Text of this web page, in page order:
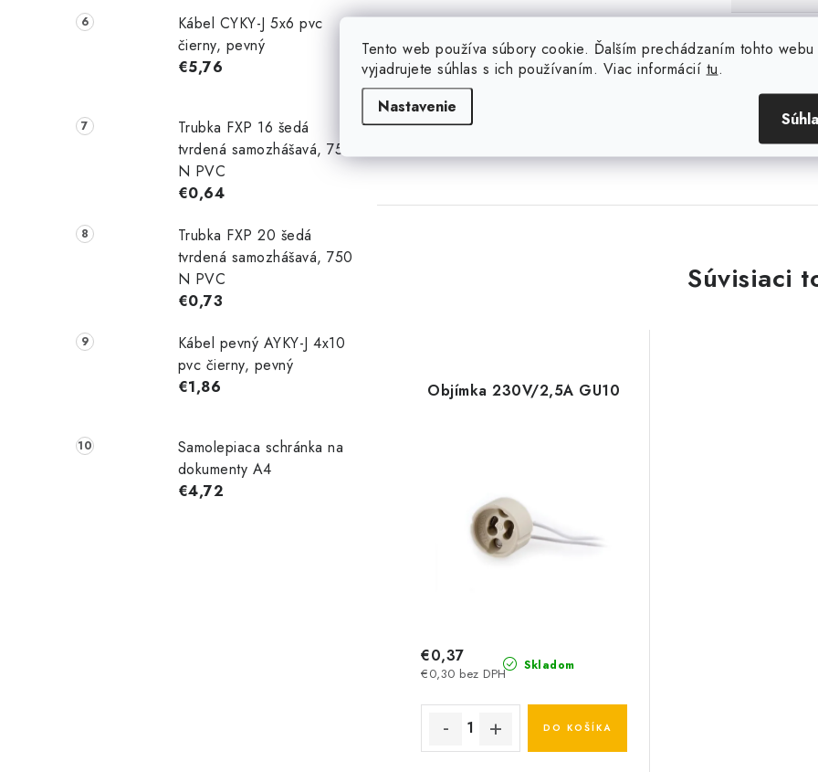
Tento web používa súbory cookie. Ďalším prechádzaním tohto webu
vyjadrujete súhlas s ich používaním. Viac informácií tu.
Nastavenie
Kábel CYKY-J 5x6 pvc
čierny, pevný
€5,76
Trubka FXP 16 šedá
tvrdená samozhášavá, 750
N PVC
€0,64
Trubka FXP 20 šedá
tvrdená samozhášavá, 750
N PVC
€0,73
Kábel pevný AYKY-J 4x10
pvc čierny, pevný
€1,86
Samolepiaca schránka na
dokumenty A4
€4,72
Rozmer
Súvisiaci
Objímka 230V/2,5A GU10
Skladom
€0,30 bez DPH
€0,37
DO KOŠÍKA